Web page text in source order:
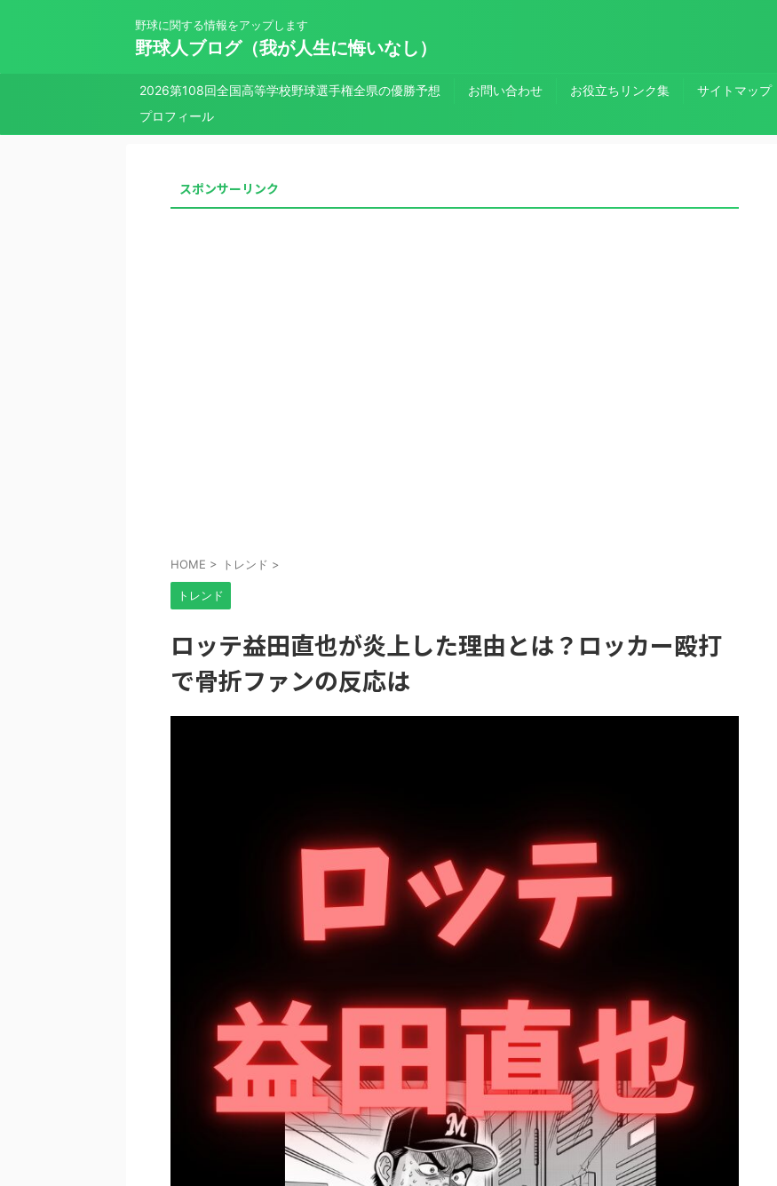
野球に関する情報をアップします
野球人ブログ（我が人生に悔いなし）
2026第108回全国高等学校野球選手権全県の優勝予想 お問い合わせ お役立ちリンク集 サイトマップ
プロフィール
スポンサーリンク
HOME > トレンド >
トレンド
ロッテ益田直也が炎上した理由とは？ロッカー殴打
で骨折ファンの反応は